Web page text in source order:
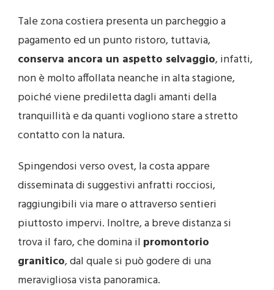
Tale zona costiera presenta un parcheggio a
pagamento ed un punto ristoro, tuttavia,
conserva ancora un aspetto selvaggio, infatti,
non è molto affollata neanche in alta stagione,
poiché viene prediletta dagli amanti della
tranquillità e da quanti vogliono stare a stretto
contatto con la natura.
Spingendosi verso ovest, la costa appare
disseminata di suggestivi anfratti rocciosi,
raggiungibili via mare o attraverso sentieri
piuttosto impervi. Inoltre, a breve distanza si
trova il faro, che domina il promontorio
granitico, dal quale si può godere di una
meravigliosa vista panoramica.